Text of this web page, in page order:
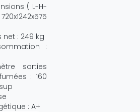
( L-H-
net : 249 kg
:
sorties
: 160
: A+